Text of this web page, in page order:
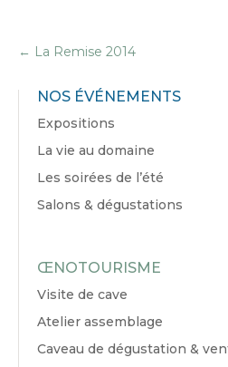
← La Remise 2014
NOS ÉVÉNEMENTS
Expositions
La vie au domaine
Les soirées de l’été
Salons & dégustations
ŒNOTOURISME
Visite de cave
Atelier assemblage
Caveau de dégustation &